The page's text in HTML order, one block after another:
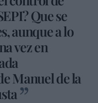
Que se
aunque a lo
vez en
Manuel de la